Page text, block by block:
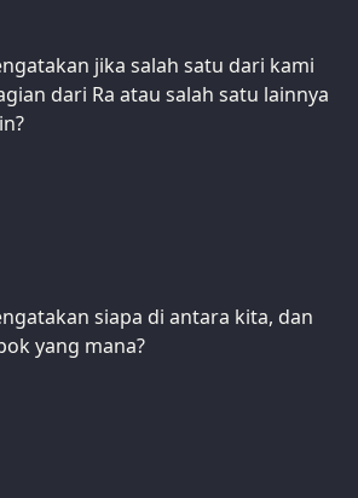
jika salah satu dari kami
dari Ra atau salah satu lainnya
siapa di antara kita, dan
yang mana?